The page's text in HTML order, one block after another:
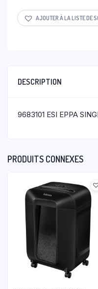
AJOUTER À LA LISTE DE
DESCRIPTION
9683101 ESI EPPA
PRODUITS CONNEXES